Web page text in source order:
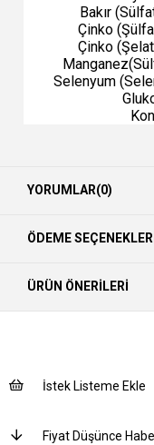
Bakır
Çinko
Çinko
Selenyum
YORUMLAR(0)
ÖDEME
ÜRÜN ÖNERILERI
İstek Listeme Ekle
Fiyat Düşünce